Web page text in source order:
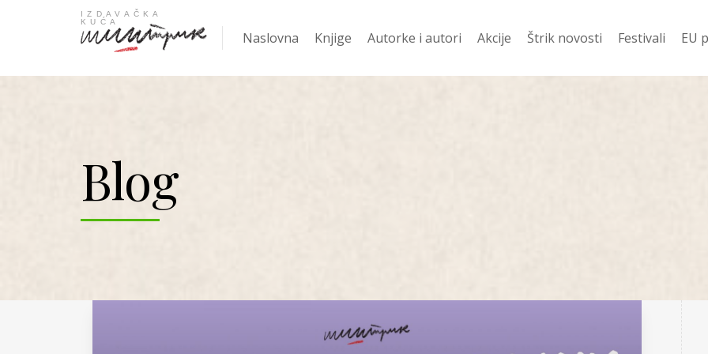
Naslovna Knjige
Knjige u pripremi
Ani Erno
Autorke i autori Akcije Štrik novosti Festivali EU
Blog